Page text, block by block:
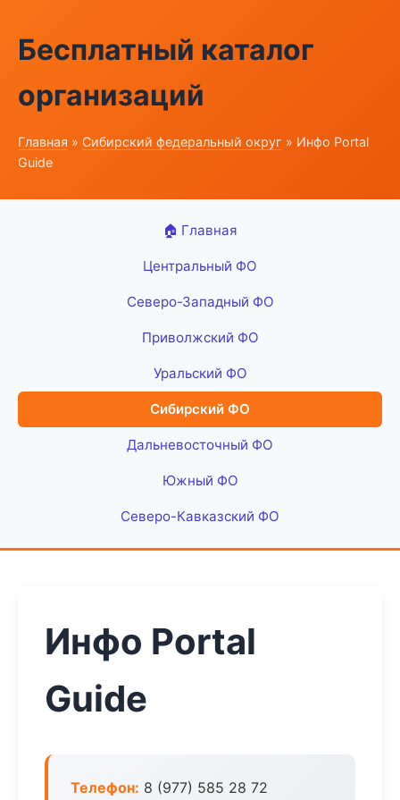
Бесплатный каталог
организаций
Главная » Сибирский федеральный округ » Инфо Portal
Guide
🏠 Главная
Центральный ФО
Северо-Западный ФО
Приволжский ФО
Уральский ФО
Сибирский ФО
Дальневосточный ФО
Южный ФО
Северо-Кавказский ФО
Инфо Portal
Guide
Телефон: 8 (977) 585 28 72